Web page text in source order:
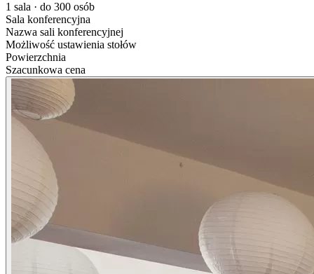
1 sala · do 300 osób
Sala konferencyjna
Nazwa sali konferencyjnej
Możliwość ustawienia stołów
Powierzchnia
Szacunkowa cena